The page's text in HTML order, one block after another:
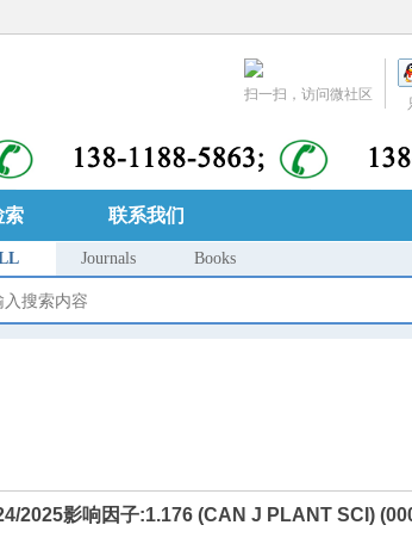
扫一扫，访问微社区
索 联系我们
Journals Books
影响因子:1.176 (CAN J PLANT SCI)